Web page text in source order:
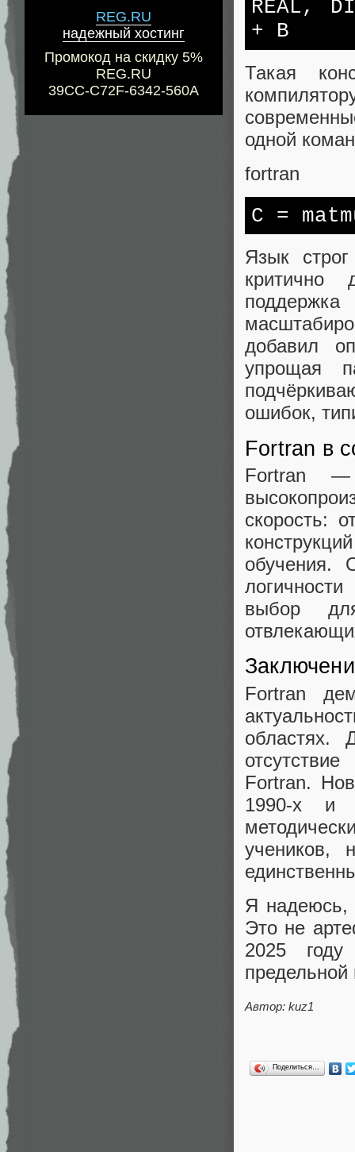
REG.RU
надежный хостинг
Промокод на скидку 5%
REG.RU
39CC-C72F-6342-560A
REAL,
+ B
Такая
одной
fortran
C =
Язык
критично
добавил
упрощая
ошибок,
Fortran в
Fortran —
скорость:
обучения.
выбор
Fortran
областях.
Fortran.
1990-х и
учеников,
Я надеюсь,
Это не
2025
предельной
Автор: kuz1
Поделиться…